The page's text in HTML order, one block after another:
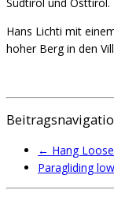
Hans Lichti mit
hoher Berg in den
← Hang
Paragliding